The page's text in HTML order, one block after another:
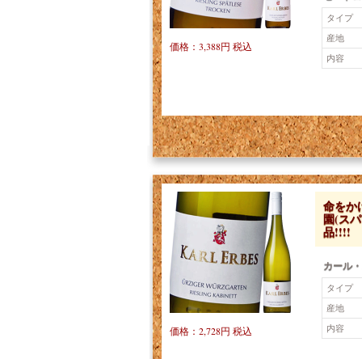
タイプ
産地
内容
価格：3,388円 税込
命をか
園(ス
品!!!!
カール
タイプ
産地
内容
価格：2,728円 税込